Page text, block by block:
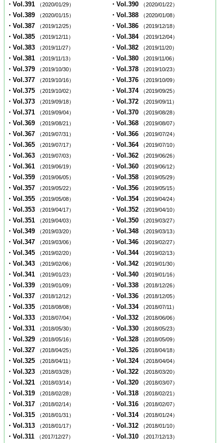
・Vol.391 （2020/01/29） ・Vol.390 （2020/01/22）
・Vol.389 （2020/01/15） ・Vol.388 （2020/01/08）
・Vol.387 （2019/12/25） ・Vol.386 （2019/12/18）
・Vol.385 （2019/12/11） ・Vol.384 （2019/12/04）
・Vol.383 （2019/11/27） ・Vol.382 （2019/11/20）
・Vol.381 （2019/11/13） ・Vol.380 （2019/11/06）
・Vol.379 （2019/10/30） ・Vol.378 （2019/10/23）
・Vol.377 （2019/10/16） ・Vol.376 （2019/10/09）
・Vol.375 （2019/10/02） ・Vol.374 （2019/09/25）
・Vol.373 （2019/09/18） ・Vol.372 （2019/09/11）
・Vol.371 （2019/09/04） ・Vol.370 （2019/08/28）
・Vol.369 （2019/08/21） ・Vol.368 （2019/08/07）
・Vol.367 （2019/07/31） ・Vol.366 （2019/07/24）
・Vol.365 （2019/07/17） ・Vol.364 （2019/07/10）
・Vol.363 （2019/07/03） ・Vol.362 （2019/06/26）
・Vol.361 （2019/06/19） ・Vol.360 （2019/06/12）
・Vol.359 （2019/06/05） ・Vol.358 （2019/05/29）
・Vol.357 （2019/05/22） ・Vol.356 （2019/05/15）
・Vol.355 （2019/05/08） ・Vol.354 （2019/04/24）
・Vol.353 （2019/04/17） ・Vol.352 （2019/04/10）
・Vol.351 （2019/04/03） ・Vol.350 （2019/03/27）
・Vol.349 （2019/03/20） ・Vol.348 （2019/03/13）
・Vol.347 （2019/03/06） ・Vol.346 （2019/02/27）
・Vol.345 （2019/02/20） ・Vol.344 （2019/02/13）
・Vol.343 （2019/02/06） ・Vol.342 （2019/01/30）
・Vol.341 （2019/01/23） ・Vol.340 （2019/01/16）
・Vol.339 （2019/01/09） ・Vol.338 （2018/12/26）
・Vol.337 （2018/12/12） ・Vol.336 （2018/12/05）
・Vol.335 （2018/08/08） ・Vol.334 （2018/07/11）
・Vol.333 （2018/07/04） ・Vol.332 （2018/06/06）
・Vol.331 （2018/05/30） ・Vol.330 （2018/05/23）
・Vol.329 （2018/05/16） ・Vol.328 （2018/05/09）
・Vol.327 （2018/04/25） ・Vol.326 （2018/04/18）
・Vol.325 （2018/04/11） ・Vol.324 （2018/04/04）
・Vol.323 （2018/03/28） ・Vol.322 （2018/03/20）
・Vol.321 （2018/03/14） ・Vol.320 （2018/03/07）
・Vol.319 （2018/02/28） ・Vol.318 （2018/02/21）
・Vol.317 （2018/02/14） ・Vol.316 （2018/02/07）
・Vol.315 （2018/01/31） ・Vol.314 （2018/01/24）
・Vol.313 （2018/01/17） ・Vol.312 （2018/01/10）
・Vol.311 （2017/12/27） ・Vol.310 （2017/12/13）